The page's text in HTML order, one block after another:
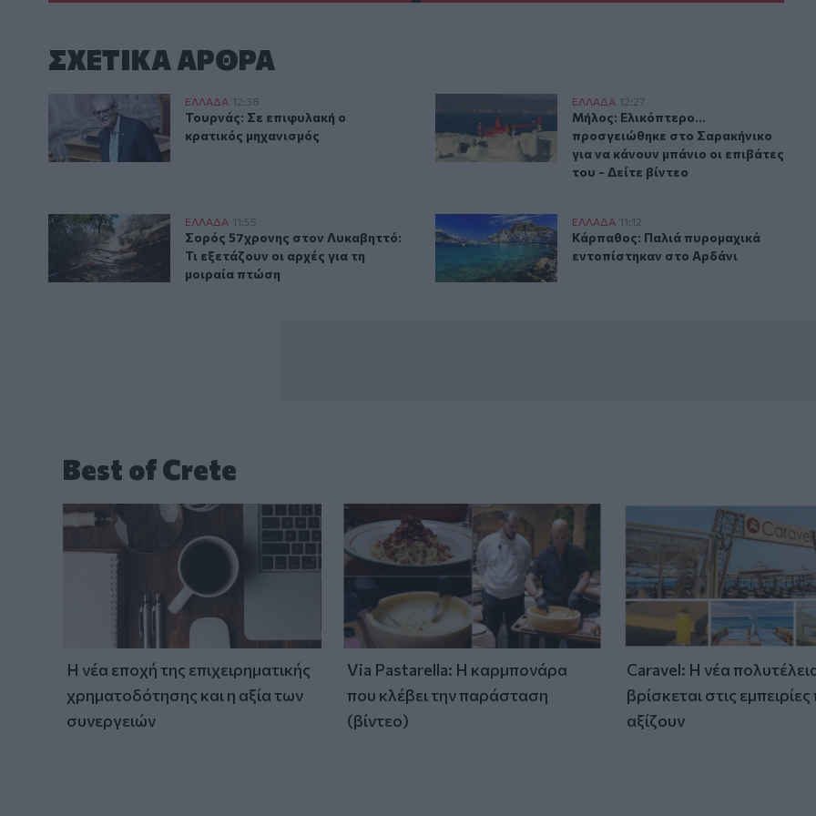
ΣΧΕΤΙΚA AΡΘΡΑ
Τουρνάς: Σε επιφυλακή ο κρατικός μηχανισμός
ΕΛΛAΔΑ 12:38
Τουρνάς: Σε επιφυλακή ο κρατικός μηχανισμός
Τουρνάς: Σε επιφυλακή ο
κρατικός μηχανισμός
Μήλος: Ελικόπτερο… προσγειώθηκε στο Σαρακήνικο για
ΕΛΛAΔΑ 12:27
Μήλος: Ελικόπτερο… προσγειώθηκε
Μήλος: Ελικόπτερο…
προσγειώθηκε στο Σαρακήνικο
για να κάνουν μπάνιο οι επιβάτες
του - Δείτε βίντεο
Σορός 57χρονης στον Λυκαβηττό: Τι εξετάζουν οι αρχές για τη μοιραία πτώση
ΕΛΛAΔΑ 11:55
Σορός 57χρονης στον Λυκαβηττό: Τι εξετάζουν οι αρχές για τη μοιραία πτώση
Σορός 57χρονης στον Λυκαβηττό:
Τι εξετάζουν οι αρχές για τη
μοιραία πτώση
Κάρπαθος: Παλιά πυρομαχικά εντοπίστηκαν στο Αρδάνι
ΕΛΛAΔΑ 11:12
Κάρπαθος: Παλιά πυρομαχικά
Κάρπαθος: Παλιά πυρομαχικά
εντοπίστηκαν στο Αρδάνι
Best of Crete
Η νέα εποχή της επιχειρηματικής
χρηματοδότησης και η αξία των
συνεργειών
Via Pastarella: Η καρμπονάρα
που κλέβει την παράσταση
(βίντεο)
Caravel: Η νέα
βρίσκεται στις
αξίζουν